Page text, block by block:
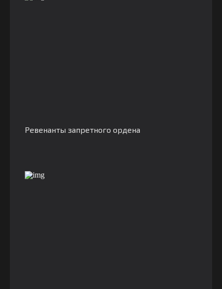
Ревенанты запретного ордена